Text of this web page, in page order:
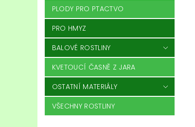
PLODY PRO PTACTVO
PRO HMYZ
BALOVÉ ROSTLINY
KVETOUCÍ ČASNĚ Z JARA
OSTATNÍ MATERIÁLY
VŠECHNY ROSTLINY